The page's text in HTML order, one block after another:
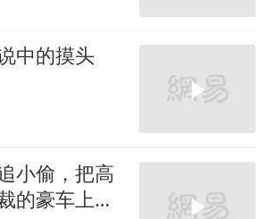
中的摸头
小偷，把高
的豪车上，